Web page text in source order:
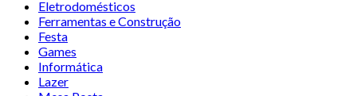
Eletrodomésticos
Ferramentas e Construção
Festa
Games
Informática
Lazer